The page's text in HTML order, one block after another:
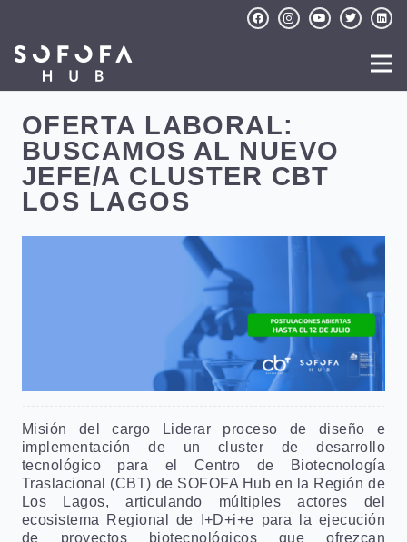
OFERTA LABORAL:
BUSCAMOS AL NUEVO
JEFE/A CLUSTER CBT
LOS LAGOS
Misión del cargo Liderar proceso de diseño e
implementación de un cluster de desarrollo
tecnológico para el Centro de Biotecnología
Traslacional (CBT) de SOFOFA Hub en la Región de
Los Lagos, articulando múltiples actores del
ecosistema Regional de I+D+i+e para la ejecución
de proyectos biotecnológicos que ofrezcan